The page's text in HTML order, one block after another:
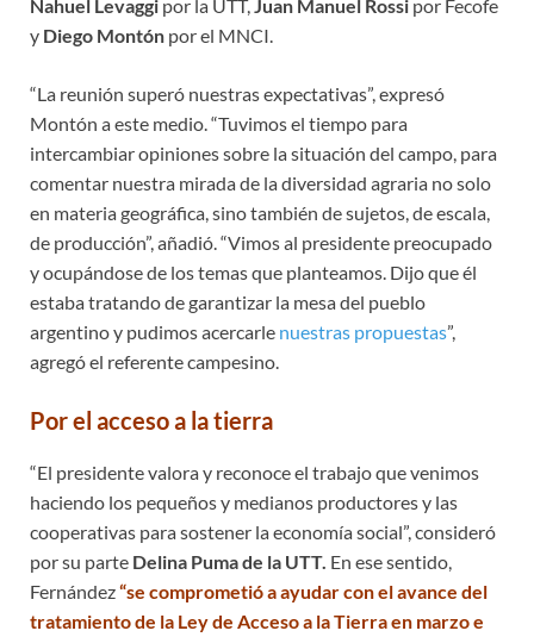
Nahuel Levaggi por la UTT,Juan Manuel Rossi por Fecofe
y Diego Montón por el MNCI.
“La reunión superó nuestras expectativas”, expresó
Montón a este medio. “Tuvimos el tiempo para
intercambiar opiniones sobre la situación del campo, para
comentar nuestra mirada de la diversidad agraria no solo
en materia geográfica, sino también de sujetos, de escala,
de producción”, añadió. “Vimos al presidente preocupado
y ocupándose de los temas que planteamos. Dijo que él
estaba tratando de garantizar la mesa del pueblo
argentino y pudimos acercarle nuestras propuestas”,
agregó el referente campesino.
Por el acceso a la tierra
“El presidente valora y reconoce el trabajo que venimos
haciendo los pequeños y medianos productores y las
cooperativas para sostener la economía social”, consideró
por su parte Delina Puma de la UTT. En ese sentido,
Fernández“se comprometió a ayudar con el avance del
tratamiento de la Ley de Acceso a la Tierraen marzo e